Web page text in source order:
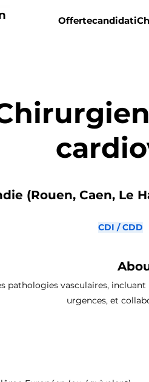
Offertecandidati
(Rouen, Caen, Le
CDI / CDD
pathologies vasculaires,
urgences, et